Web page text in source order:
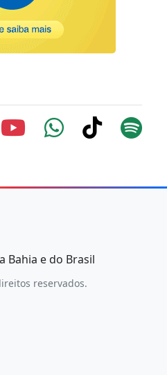
Bahia e do Brasil
reservados.